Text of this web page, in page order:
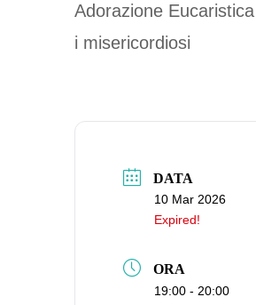
Adorazione
i misericordiosi
DATA
10 Mar 2026
Expired!
ORA
19:00 - 20:00